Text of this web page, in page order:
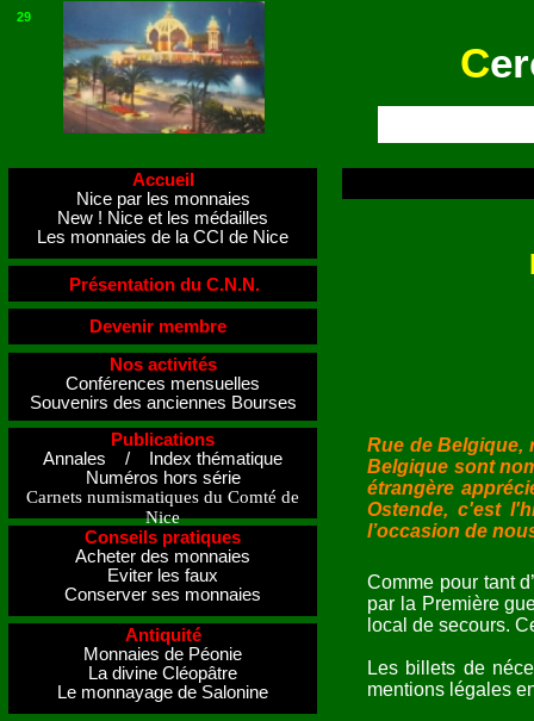
C
29
Rue de Belgique,
Belgique sont
étrangère
Ostende, c'est
l’occasion de
Comme pour tant
par la Première
local de secours.
Les billets de
mentions légales
Nos activités
Conférences mensuelles
Souvenirs des anciennes Bourses
Présentation du C.N.N.
Conseils pratiques
Acheter des monnaies
Eviter les faux
Conserver ses monnaies
Accueil
Nice par les monnaies
New ! Nice et les médailles
Les monnaies de la CCI de Nice
Antiquité
Monnaies de Péonie
La divine Cléopâtre
Le monnayage de Salonine
Devenir membre
Publications
Annales / Index thématique
Numéros hors série
Carnets numismatiques du Comté de
Nice